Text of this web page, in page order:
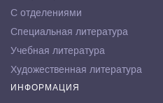
С отделениями
Специальная литература
Учебная литература
Художественная литература
ИНФОРМАЦИЯ